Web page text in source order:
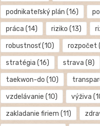
podnikateľský plán (16)
práca (14) riziko (13)
robustnosť(10) rozpočet
stratégia (16) strava (8)
taekwon-do (10)
vzdelávanie (10) výživa
zakladanie firiem (11)